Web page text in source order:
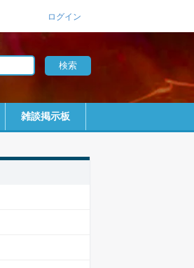
ログイン
雑談掲示板